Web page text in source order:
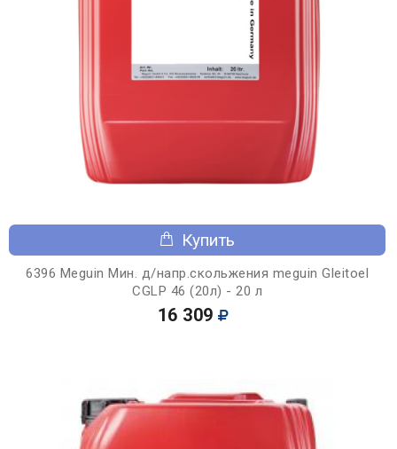
Купить
6396 Meguin Мин. д/напр.скольжения meguin Gleitoel
CGLP 46 (20л) - 20 л
16 309